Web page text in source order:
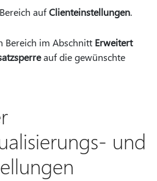
aufClienteinstellungen.
Bereich im Abschnitt Erweitert
auf die gewünschte
und